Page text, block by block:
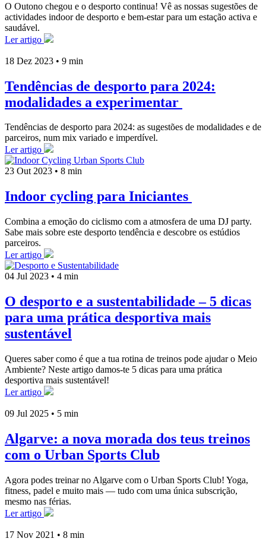
O Outono chegou e o desporto continua! Vê as nossas sugestões de
actividades indoor de desporto e bem-estar para um estação activa e
saudável.
Ler artigo
18 Dez 2023 • 9 min
Tendências de desporto para 2024:
modalidades a experimentar
Tendências de desporto para 2024: as sugestões de modalidades e de
parceiros, num mix variado e imperdível.
Ler artigo
23 Out 2023 • 8 min
Indoor cycling para Iniciantes
Combina a emoção do ciclismo com a atmosfera de uma DJ party.
Sabe mais sobre este desporto tendência e descobre os estúdios
parceiros.
Ler artigo
04 Jul 2023 • 4 min
O desporto e a sustentabilidade – 5 dicas
para uma prática desportiva mais
sustentável
Queres saber como é que a tua rotina de treinos pode ajudar o Meio
Ambiente? Neste artigo damos-te 5 dicas para uma prática
desportiva mais sustentável!
Ler artigo
09 Jul 2025 • 5 min
Algarve: a nova morada dos teus treinos
com o Urban Sports Club
Agora podes treinar no Algarve com o Urban Sports Club! Yoga,
fitness, padel e muito mais — tudo com uma única subscrição,
mesmo nas férias.
Ler artigo
17 Nov 2021 • 8 min